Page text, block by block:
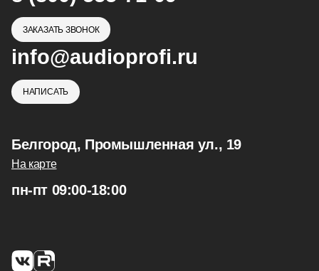
ЗАКАЗАТЬ ЗВОНОК
info@audioprofi.ru
НАПИСАТЬ
Белгород, Промышленная ул., 19
На карте
пн-пт 09:00-18:00